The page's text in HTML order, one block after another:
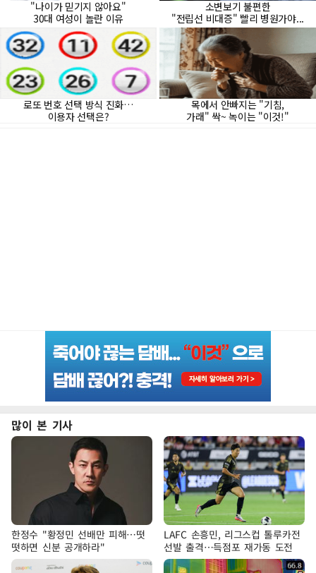
많이 본 기사
한정수 "황정민 선배만 피해…떳
떳하면 신분 공개하라"
LAFC 손흥민, 리그스컵 톨루카전
선발 출격…득점포 재가동 도전